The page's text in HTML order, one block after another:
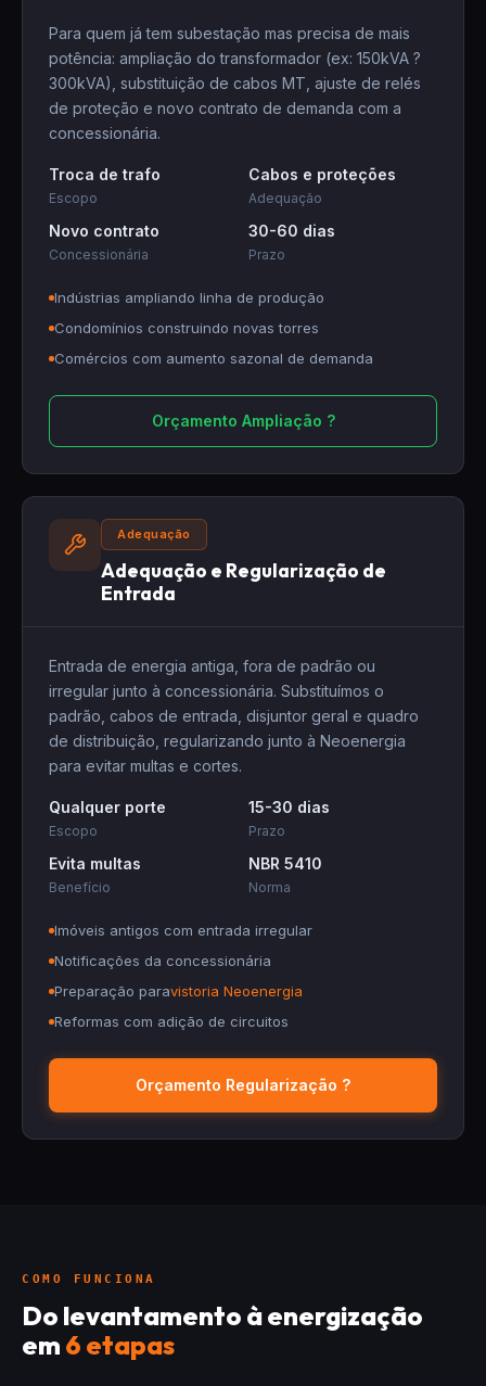
Para quem já tem subestação mas precisa de mais
potência: ampliação do transformador (ex: 150kVA ?
300kVA), substituição de cabos MT, ajuste de relés
de proteção e novo contrato de demanda com a
concessionária.
Troca de trafo
Escopo
Cabos e proteções
Adequação
Novo contrato
Concessionária
30-60 dias
Prazo
Indústrias ampliando linha de produção
Condomínios construindo novas torres
Comércios com aumento sazonal de demanda
Orçamento Ampliação ?
Adequação
Adequação e Regularização de
Entrada
Entrada de energia antiga, fora de padrão ou
irregular junto à concessionária. Substituímos o
padrão, cabos de entrada, disjuntor geral e quadro
de distribuição , regularizando junto à Neoenergia
para evitar multas e cortes.
Qualquer porte
Escopo
15-30 dias
Prazo
Evita multas
Benefício
NBR 5410
Norma
Imóveis antigos com entrada irregular
Notificações da concessionária
Preparação paravistoria Neoenergia
Reformas com adição de circuitos
Orçamento Regularização ?
COMO FUNCIONA
Do levantamento à energização
em 6 etapas